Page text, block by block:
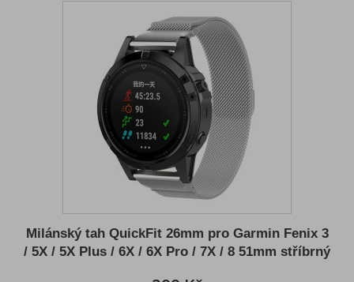
Milánský tah QuickFit 26mm pro Garmin Fenix 3
/ 5X / 5X Plus / 6X / 6X Pro / 7X / 8 51mm stříbrný